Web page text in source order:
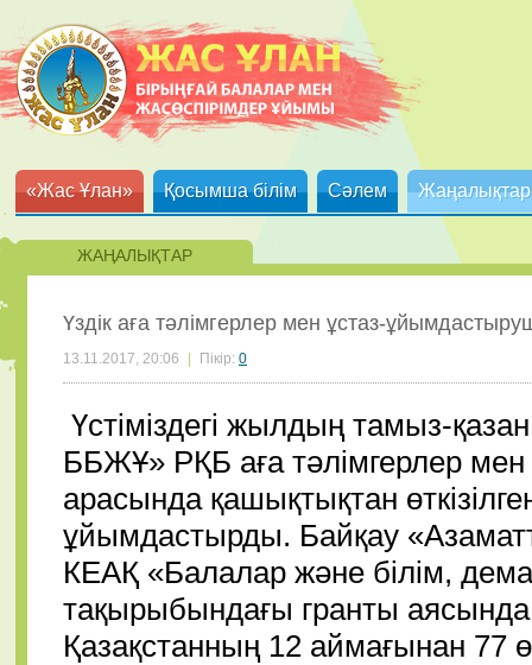
«Жас Ұлан» Қосымша білім Сәлем Жаңалықтар
ЖАҢАЛЫҚТАР
Үздік аға тәлімгерлер мен ұстаз-
13.11.2017, 20:06 Пікір: 0
Үстіміздегі жылдың тамыз-
ББЖҰ» РҚБ аға тәлімгерлер
арасында қашықтықтан
ұйымдастырды. Байқау
КЕАҚ «Балалар және білім,
тақырыбындағы гранты аясында
Қазақстанның 12 аймағынан 77